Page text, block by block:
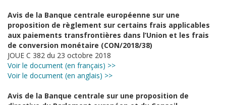
Avis de la Banque centrale européenne sur une
proposition de règlement sur certains frais applicables
aux paiements transfrontières dans l’Union et les frais
de conversion monétaire (CON/2018/38)
JOUE C 382 du 23 octobre 2018
Voir le document (en français) >>
Voir le document (en anglais) >>
Avis de la Banque centrale sur une proposition de